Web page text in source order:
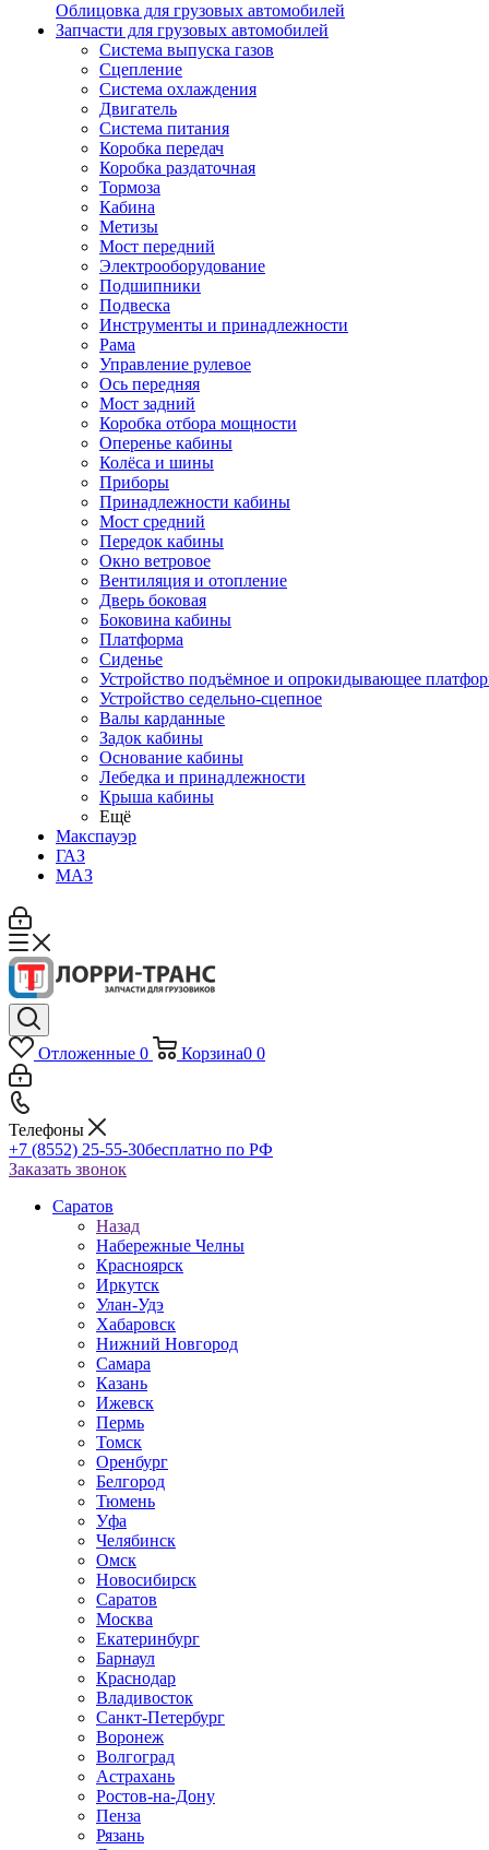
Облицовка для грузовых автомобилей
Запчасти для грузовых автомобилей
Система выпуска газов
Сцепление
Система охлаждения
Двигатель
Система питания
Коробка передач
Коробка раздаточная
Тормоза
Кабина
Метизы
Мост передний
Электрооборудование
Подшипники
Подвеска
Инструменты и принадлежности
Рама
Управление рулевое
Ось передняя
Мост задний
Коробка отбора мощности
Оперенье кабины
Колёса и шины
Приборы
Принадлежности кабины
Мост средний
Передок кабины
Окно ветровое
Вентиляция и отопление
Дверь боковая
Боковина кабины
Платформа
Сиденье
Устройство подъёмное и опрокидывающее
Устройство седельно-сцепное
Валы карданные
Задок кабины
Основание кабины
Лебедка и принадлежности
Крыша кабины
Ещё
Макспауэр
ГАЗ
МАЗ
Отложенные 0 Корзина0 0
Телефоны
+7 (8552) 25-55-30бесплатно по РФ
Заказать звонок
Саратов
Назад
Набережные Челны
Красноярск
Иркутск
Улан-Удэ
Хабаровск
Нижний Новгород
Самара
Казань
Ижевск
Пермь
Томск
Оренбург
Белгород
Тюмень
Уфа
Челябинск
Омск
Новосибирск
Саратов
Москва
Екатеринбург
Барнаул
Краснодар
Владивосток
Санкт-Петербург
Воронеж
Волгоград
Астрахань
Ростов-на-Дону
Пенза
Рязань